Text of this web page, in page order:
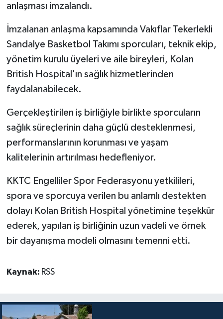
anlaşması imzalandı.
İmzalanan anlaşma kapsamında Vakıflar Tekerlekli
Sandalye Basketbol Takımı sporcuları, teknik ekip,
yönetim kurulu üyeleri ve aile bireyleri, Kolan
British Hospital'ın sağlık hizmetlerinden
faydalanabilecek.
Gerçekleştirilen iş birliğiyle birlikte sporcuların
sağlık süreçlerinin daha güçlü desteklenmesi,
performanslarının korunması ve yaşam
kalitelerinin artırılması hedefleniyor.
KKTC Engelliler Spor Federasyonu yetkilileri,
spora ve sporcuya verilen bu anlamlı destekten
dolayı Kolan British Hospital yönetimine teşekkür
ederek, yapılan iş birliğinin uzun vadeli ve örnek
bir dayanışma modeli olmasını temenni etti.
Kaynak: RSS
MAGAZİN
Nöbetçi Eczaneler
ÖZEL HABER
SAĞLIK
SİYASET
TATLISU
TEKNOLOJİ
TİCARET
YAŞAM